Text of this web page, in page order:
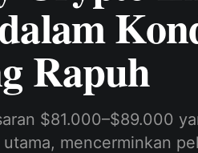
Rapuh
$81.000–$89.000
mencerminkan